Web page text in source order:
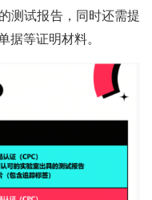
测试报告，同时还需提
据等证明材料。